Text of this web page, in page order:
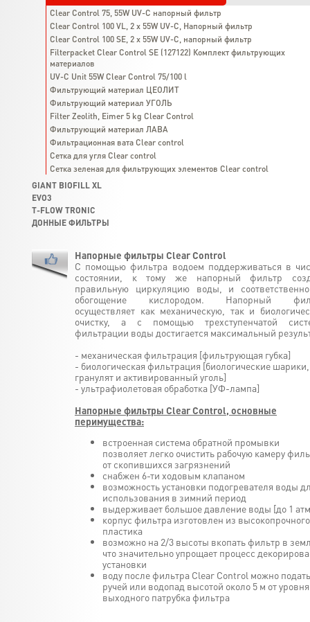
Clear Control 75, 55W UV-C напорный фильтр
Clear Control 100 VL, 2 x 55W UV-C, Напорный фильтр
Clear Control 100 SE, 2 х 55W UV-C, напорный фильтр
Filterpacket Clear Control SE (127122) Комплект фильтрующих
материалов
UV-C Unit 55W Clear Control 75/100 l
Фильтрующий материал ЦЕОЛИТ
Фильтрующий материал УГОЛЬ
Filter Zeolith, Eimer 5 kg Clear Control
Фильтрующий материал ЛАВА
Фильтрационная вата Clear control
Сетка для угля Clear control
Сетка зеленая для фильтрующих элементов Clear control
GIANT BIOFILL XL
EVO3
T-FLOW TRONIC
ДОННЫЕ ФИЛЬТРЫ
Напорные фильтры Clear Control
С помощью фильтра водоем поддерживаться в
состоянии, к тому же напорный фильтр
правильную циркуляцию воды, и
обогощение кислородом. Напорный
осуществляет как механическую, так и
очистку, а с помощью трехступенчатой
фильтрации воды достигается максимальный
- механическая фильтрация [фильтрующая губка]
- биологическая фильтрация [биологические шарики,
гранулят и активированный уголь]
- ультрафиолетовая обработка [УФ-лампа]
Напорные фильтры Clear Control, основные
перимущества:
встроенная система обратной промывки
позволяет легко очистить рабочую камеру
от скопившихся загрязнений
снабжен 6-ти ходовым клапаном
возможность установки подогревателя воды
использования в зимний период
выдерживает большое давление воды [до 1
корпус фильтра изготовлен из высокопрочного
пластика
возможно на 2/3 высоты вкопать фильтр в
что значительно упрощает процесс
установки
воду после фильтра Clear Control можно
ручей или водопад высотой около 5 м от уровня
выходного патрубка фильтра